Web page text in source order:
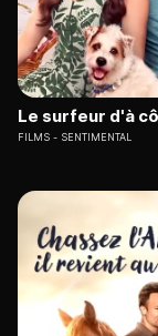
Le surfeur d'à
FILMS SENTIMENTAL